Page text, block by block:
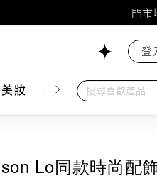
門市
妝 香水香薰 個人護理
登
Lo同款時尚配